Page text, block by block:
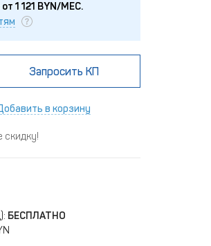
от 1 121 BYN/МЕС.
Запросить КП
в корзину
скидку!
БЕСПЛАТНО